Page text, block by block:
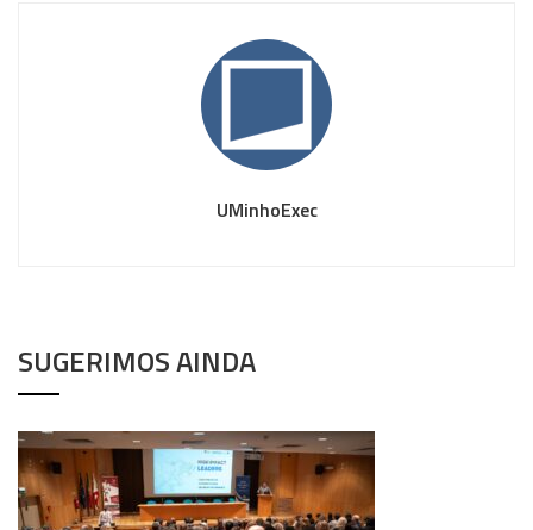
UMinhoExec
SUGERIMOS AINDA